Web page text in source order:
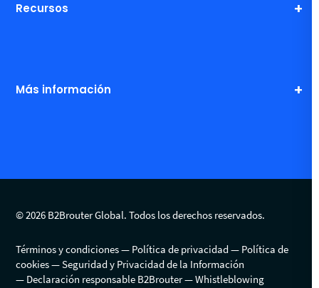
Recursos
Más información
© 2026 B2Brouter Global. Todos los derechos reservados.
Términos y condiciones Política de privacidad
Política de
cookies
Seguridad y Privacidad de la Información
Declaración responsable B2Brouter
Whistleblowing